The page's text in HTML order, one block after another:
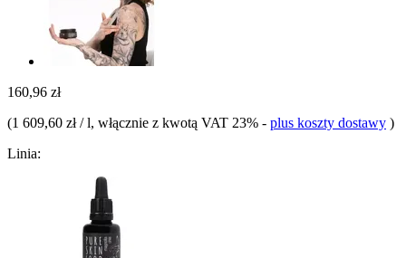
160,96 zł
(1 609,60 zł / l, włącznie z kwotą VAT 23% - plus koszty dostawy )
Linia: